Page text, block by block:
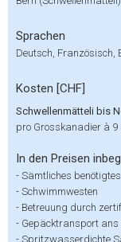
Sprachen
Deutsch, Französisch,
Kosten [CHF]
Schwellenmätteli bis
pro Grosskanadier à 9
In den Preisen
- Sämtliches
- Schwimmwesten
- Betreuung durch
- Gepäcktransport ans
- Spritzwasserdichte